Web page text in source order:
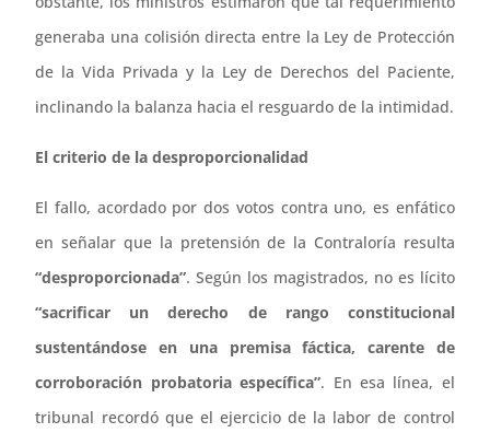
generaba una colisión directa entre la Ley de Protección
de la Vida Privada y la Ley de Derechos del Paciente,
inclinando la balanza hacia el resguardo de la intimidad.
El criterio de la desproporcionalidad
El fallo, acordado por dos votos contra uno, es enfático
en señalar que la pretensión de la Contraloría resulta
“desproporcionada”. Según los magistrados, no es lícito
“sacrificar un derecho de rango constitucional
sustentándose en una premisa fáctica, carente de
corroboración probatoria específica”. En esa línea, el
tribunal recordó que el ejercicio de la labor de control